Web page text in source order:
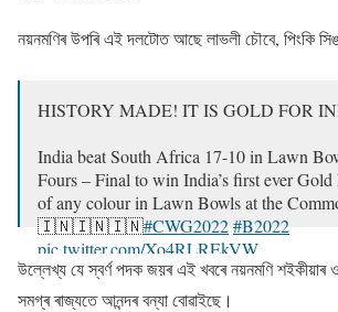
নয়নমণিৰ উপৰি এই দলটােত আছে লাভলী চৌবে, পিংকি
HISTORY MADE! IT IS GOLD FOR
India beat South Africa 17-10 in Lawn
Fours – Final to win India’s first ever
of any colour in Lawn Bowls at the
🇮🇳🇮🇳🇮🇳#CWG2022#B2022
pic.twitter.com/Xo4RLREkVW
— Sportskeeda (@Sportskeeda)
উল্লেখ্য যে স্বৰ্ণ পদক জয়ৰ এই খবৰে নয়নমণি শইকীয়াৰ
সমগ্ৰ ৰাজ্যতে আনন্দৰ বন্যা বােৱাইছে।